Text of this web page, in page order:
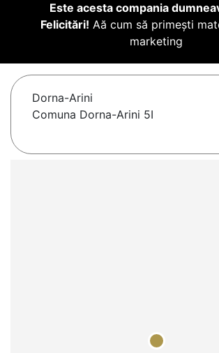
Este acesta compania
Felicitări! Aă cum să primești
marketing
Dorna-Arini
Comuna Dorna-Arini 5I